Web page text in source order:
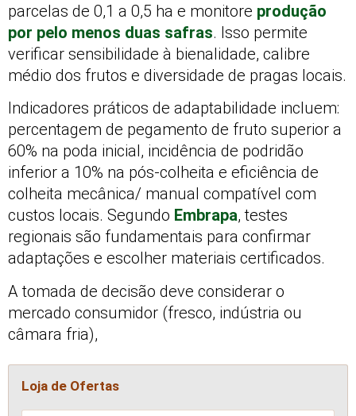
parcelas de 0,1 a 0,5 ha e monitore produção
por pelo menos duas safras. Isso permite
verificar sensibilidade à bienalidade, calibre
médio dos frutos e diversidade de pragas locais.
Indicadores práticos de adaptabilidade incluem:
percentagem de pegamento de fruto superior a
60% na poda inicial, incidência de podridão
inferior a 10% na pós-colheita e eficiência de
colheita mecânica/ manual compatível com
custos locais. Segundo Embrapa, testes
regionais são fundamentais para confirmar
adaptações e escolher materiais certificados.
A tomada de decisão deve considerar o
mercado consumidor (fresco, indústria ou
câmara fria),
Loja de Ofertas